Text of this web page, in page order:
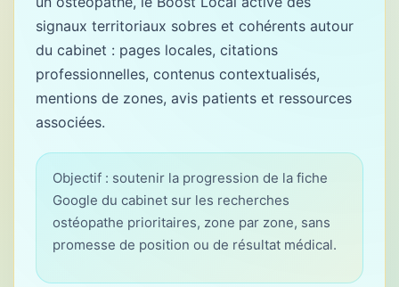
signaux territoriaux sobres et cohérents autour
du cabinet : pages locales, citations
professionnelles, contenus contextualisés,
mentions de zones, avis patients et ressources
associées.
Objectif : soutenir la progression de la fiche
Google du cabinet sur les recherches
ostéopathe prioritaires, zone par zone, sans
promesse de position ou de résultat médical.